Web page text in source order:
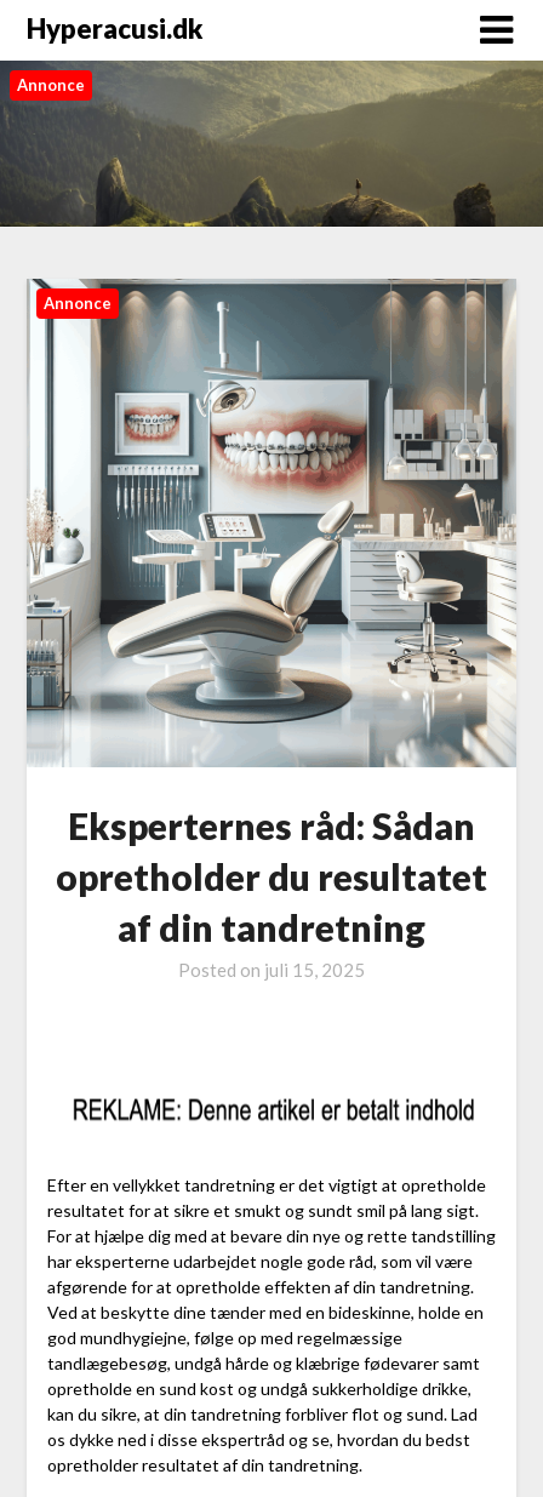
Hyperacusi.dk
Annonce
Annonce
Eksperternes råd: Sådan
opretholder du resultatet
af din tandretning
Posted on juli 15, 2025
Efter en vellykket tandretning er det vigtigt at opretholde
resultatet for at sikre et smukt og sundt smil på lang sigt.
For at hjælpe dig med at bevare din nye og rette tandstilling
har eksperterne udarbejdet nogle gode råd, som vil være
afgørende for at opretholde effekten af din tandretning.
Ved at beskytte dine tænder med en bideskinne, holde en
god mundhygiejne, følge op med regelmæssige
tandlægebesøg, undgå hårde og klæbrige fødevarer samt
opretholde en sund kost og undgå sukkerholdige drikke,
kan du sikre, at din tandretning forbliver flot og sund. Lad
os dykke ned i disse ekspertråd og se, hvordan du bedst
opretholder resultatet af din tandretning.